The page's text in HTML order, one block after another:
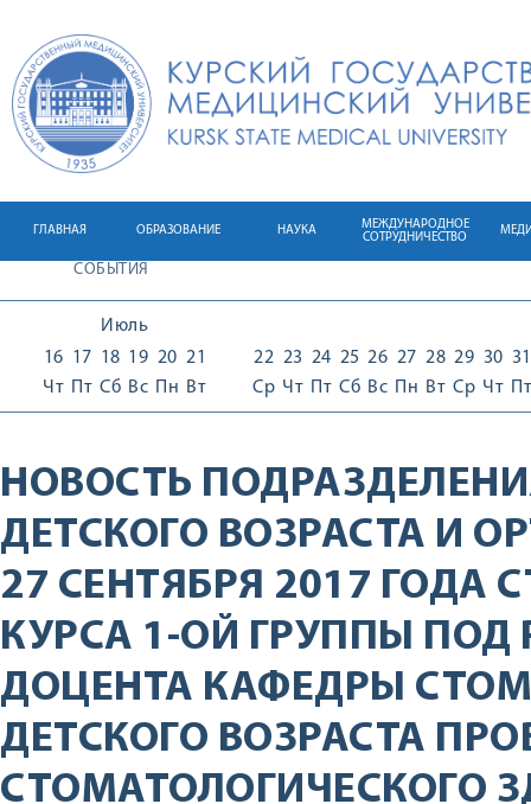
ГЛАВНАЯ ОБРАЗОВАНИЕ НАУКА
МЕЖДУНАРОДНОЕ
СОТРУДНИЧЕСТВО
СОБЫТИЯ
Июль
16
Чт
17
Пт
18
Сб
19
Вс
20
Пн
21
Вт
22
Ср
23
Чт
24
Пт
25
Сб
26
Вс
27
Пн
28
Вт
29
Ср
30
Чт
31
Пт
НОВОСТЬ
ДЕТСКОГО ВОЗРАСТА И
27 СЕНТЯБРЯ 2017 ГОДА
КУРСА 1-ОЙ ГРУППЫ
ДОЦЕНТА КАФЕДРЫ
ДЕТСКОГО ВОЗРАСТА
СТОМАТОЛОГИЧЕСКОГО